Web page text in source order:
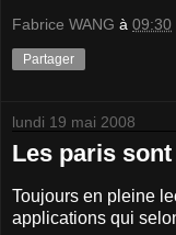
Fabrice WANG à 09:30
Partager
lundi 19 mai 2008
Les paris
Toujours en pleine
applications qui